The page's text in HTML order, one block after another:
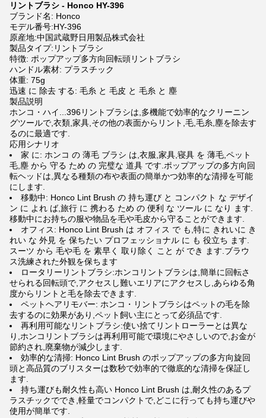
リントブラシ - Honco HY-396
ブランド名: Honco
モデル番号:HY-396
原産地:中国武蔵野日用製品株式会社
製品タイプ:リントブラシ
特徴: ポップアップ多方向回転頭リントブラシ
ハンドル素材: プラスチック
体重: 75g
迅速 に 除去 する: 毛糸 と 毛皮 と 毛糸 と 塵
製品説明
ホンコ・ハイ... 396リントブラシは,多機能で効率的なクリーニン
グツールで,衣類,家具,その他の表面からリント,毛,毛糸,塵を除去す
るのに最適です.
応用シナリオ
家 に: ホンコ の 薄毛 ブラシ は,衣服,家具,寝具 を 薄毛,ペット
毛,塵 から 守る ため の 完璧な 道具 です.ポップアップの多方向回
転ヘッドは,異なる種類の布や表面の簡単かつ効率的な清掃を可能
にします.
移動中: Honco Lint Brush の 持ち運び と コンパクト な デザイ
ン に よれ ば,旅行 に 携わる ため の 便利 な ツール に なり ます.
移動中にお持ちの服や物品を毛や毛皮から守ることができます.
オフィス: Honco Lint Brush は オフィス で も,特に きれいに き
れい な 外見 を 保ちたい プロフェッショナル に も 役立ち ます.
スーツ から 毛や毛 を 素早く 取り除く こと が でき ます.ブラウ
ス洗練された外観を保ちます
ロータリーリントブラシ:ホンコリントブラシは,簡単に回転さ
せられる回転頭で,アクセスし難いエリアにアクセスし,あらゆる角
度からリントと毛を除去できます.
ペットヘアリモバー: ホンコ・リントブラシはペットの毛を除
去するのに効果があり,ペット飼い主にとって必須品です.
再利用可能なリントブラシ:使い捨てリントローラーとは異な
り,ホンコリントブラシは再利用可能で環境にやさしいので,お金が
節約され,廃棄物が減少します.
効率的な清掃: Honco Lint Brush のポップアップの多方向旋回
頭と高品質のブリスターは数秒で効率的で徹底的な清掃を保証し
ます.
持ち運びも耐久性も高い Honco Lint Brush は,耐久性のあるプ
ラスチックででき,軽量でコンパクトで,どこに行っても持ち運びや
使用が簡単です.